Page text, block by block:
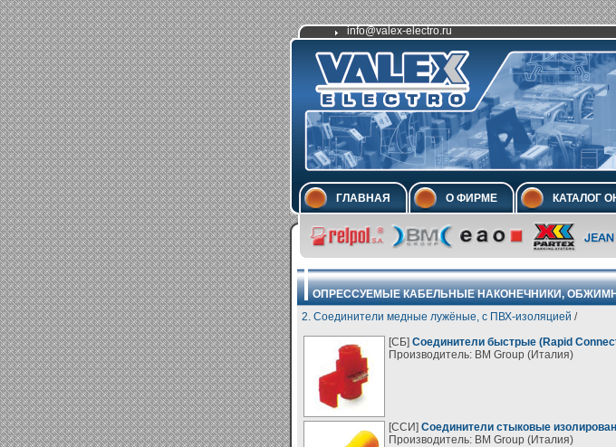
info@valex-electro.ru
ГЛАВНАЯ О ФИРМЕ КАТАЛОГ
ОПРЕССУЕМЫЕ КАБЕЛЬНЫЕ НАКОНЕЧНИКИ,
2. Соединители медные лужёные, с ПВХ-изоляцией /
[СБ] Соединители быстрые (Rapid
Производитель: BM Group (Италия)
[ССИ] Соединители стыковые
Производитель: BM Group (Италия)